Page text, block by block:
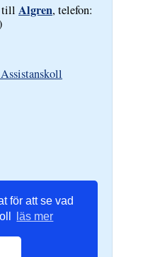
för att se vad
läs mer
tillAlgren, telefon: